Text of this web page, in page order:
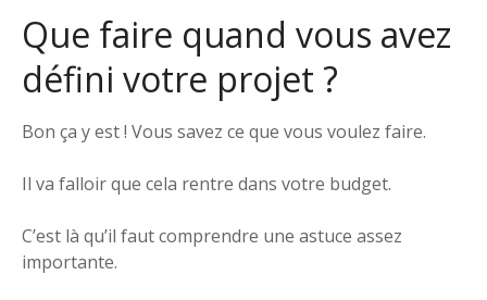
Que faire quand vous avez
défini votre projet ?
Bon ça y est ! Vous savez ce que vous voulez faire.
Il va falloir que cela rentre dans votre budget.
C’est là qu’il faut comprendre une astuce assez
importante.